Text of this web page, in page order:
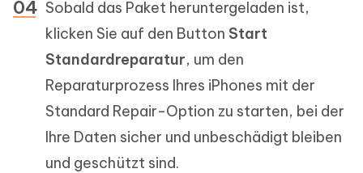
Sobald das Paket heruntergeladen ist,
klicken Sie auf den Button Start
Standardreparatur, um den
Reparaturprozess Ihres iPhones mit der
Standard Repair-Option zu starten, bei der
Ihre Daten sicher und unbeschädigt bleiben
und geschützt sind.